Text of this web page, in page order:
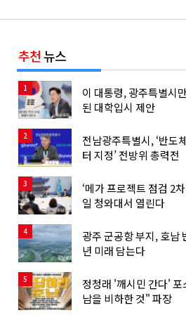
추천뉴스
1
이 대통령, 광주특별시
된 대학입시 제안
2
전남광주특별시, ‘반도
터 지정’ 전방위 총력전
3
‘메가 프로젝트 점검 2
일 청와대서 열린다
4
광주 군공항 부지, 호남
년 미래 담는다
5
정청래 '깨시민 간다'
남을 비하한 것" 파장